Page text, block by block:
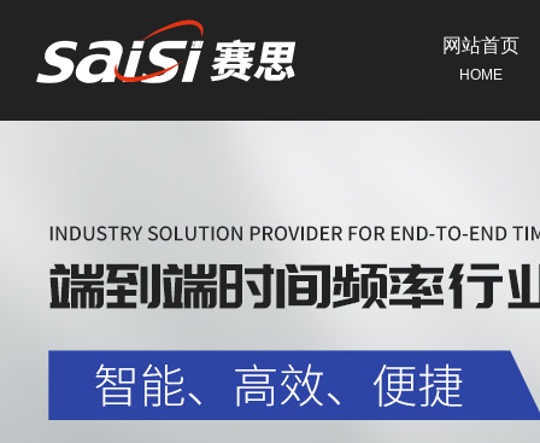
网站首页
HOME